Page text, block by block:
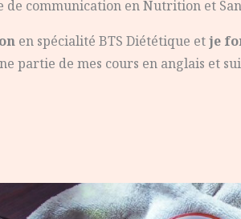
communication en Nutrition et
en spécialité BTS Diététique etje
partie de mes cours en anglais et